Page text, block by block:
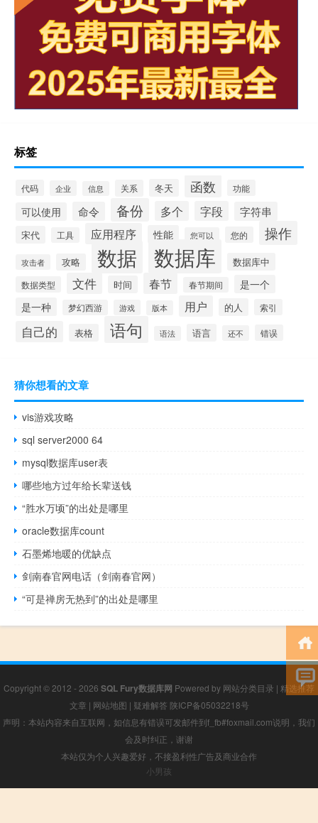
标签
代码 企业 信息 关系 冬天 函数 功能
可以使用 命令 备份 多个 字段 字符串
宋代 工具 应用程序 性能 您可以 您的 操作
攻击者 攻略 数据 数据库 数据库中
数据类型 文件 时间 春节 春节期间
是一个
是一种
梦幻西游 游戏 版本 用户 的人 索引
自己的 表格 语句 语法 语言 还不 错误
猜你想看的文章
vis游戏攻略
sql server2000 64
mysql数据库user表
哪些地方过年给长辈送钱
“胜水万顷”的出处是哪里
oracle数据库count
石墨烯地暖的优缺点
剑南春官网电话（剑南春官网）
“可是禅房无热到”的出处是哪里
Copyright © 2012 - 2026 SQL Fury数据库网 Powered by 网站分类目录 | 精选推荐
文章 | 网站地图 | 疑难解答 陕ICP备05032218号
声明：本站内容来自互联网，如信息有错误可发邮件到f_fb#foxmail.com说明，我们
会及时纠正，谢谢
本站仅为个人兴趣爱好，不接盈利性广告及商业合作
小男孩